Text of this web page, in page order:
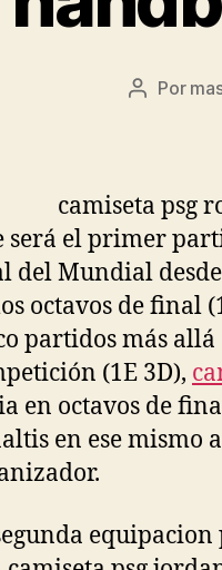
Autor
Por
será el primer
del Mundial
octavos de final
partidos más allá
(1E 3D),
en octavos de
en ese mismo